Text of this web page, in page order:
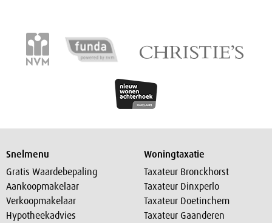
Snelmenu
Gratis Waardebepaling
Aankoopmakelaar
Verkoopmakelaar
Hypotheekadvies
Woningtaxatie
Taxateur Bronckhorst
Taxateur Dinxperlo
Taxateur Doetinchem
Taxateur Gaanderen